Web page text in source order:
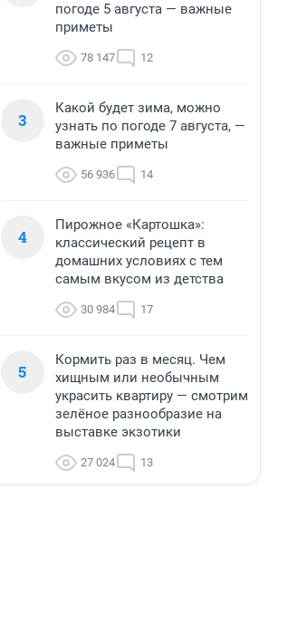
погоде 5 августа — важные
приметы
78 147 12
3
Какой будет зима, можно
узнать по погоде 7 августа, —
важные приметы
56 936 14
4
Пирожное «Картошка»:
классический рецепт в
домашних условиях с тем
самым вкусом из детства
30 984 17
5
Кормить раз в месяц. Чем
хищным или необычным
украсить квартиру — смотрим
зелёное разнообразие на
выставке экзотики
27 024 13